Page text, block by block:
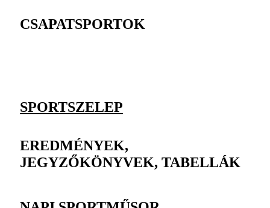
CSAPATSPORTOK
SPORTSZELEP
EREDMÉNYEK,
JEGYZŐKÖNYVEK, TABELLÁK